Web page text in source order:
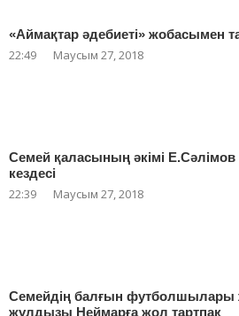
«Аймақтар әдебиеті» жобасымен
22:49 Маусым 27, 2018
Семей қаласының әкімі Е.Сәлімов
кездесі
22:39 Маусым 27, 2018
Семейдің балғын
жұлдызы Неймарға жол тартпақ